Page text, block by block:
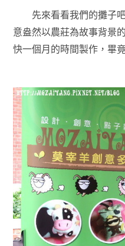
先來看看我們的攤子吧
意盎然以農莊為故事背景
快一個月的時間製作，畢